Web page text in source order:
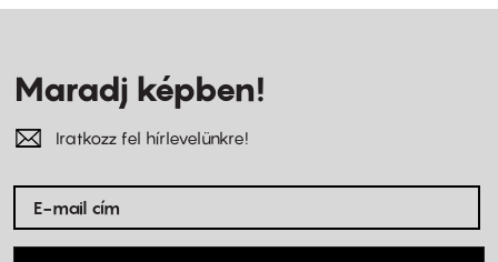
Maradj képben!
Iratkozz fel hírlevelünkre!